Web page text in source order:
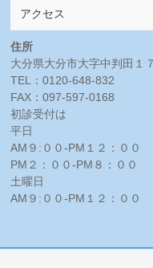
アクセス
住所
大分県大分市大字中判田１
TEL：0120-648-832
FAX：097-597-0168
初診受付は
平日
AM９:００-PM１２：００
PM２：００-PM８：００
土曜日
AM９:００-PM１２：００